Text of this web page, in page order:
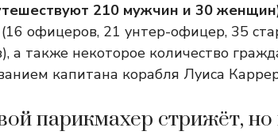
210 мужчин и 30
офицеров, 21 унтер-офицер, 35
а также некоторое количество
капитана корабля Луиса
парикмахер стрижёт,